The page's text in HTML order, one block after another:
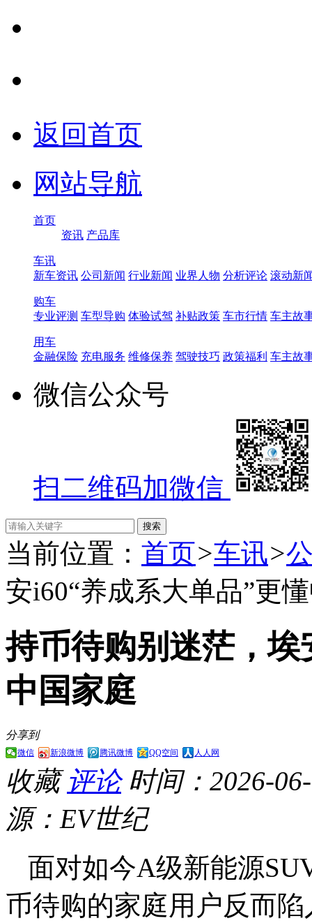
返回首页
网站导航
首页
资讯 产品库
车讯
新车资讯 公司新闻 行业新闻 业界人物 分析评论 滚动新
购车
专业评测 车型导购 体验试驾 补贴政策 车市行情 车主故
用车
金融保险 充电服务 维修保养 驾驶技巧 政策福利 车主故
微信公众号
扫二维码加微信
当前位置： 首页>车讯>
安i60“养成系大单品”更
持币待购别迷茫，
中国家庭
分享到
微信 新浪微博 腾讯微博 QQ空间 人人网
收藏 评论 时间：2026-
源：EV世纪
面对如今A级新能源
币待购的家庭用户反而